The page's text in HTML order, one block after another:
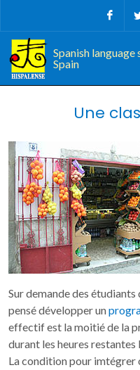
Spanish language
Spain
Une
Sur demande des
pensé développer un
effectif est la moitié de la
durant les heures restantes
La condition pour imtégrer